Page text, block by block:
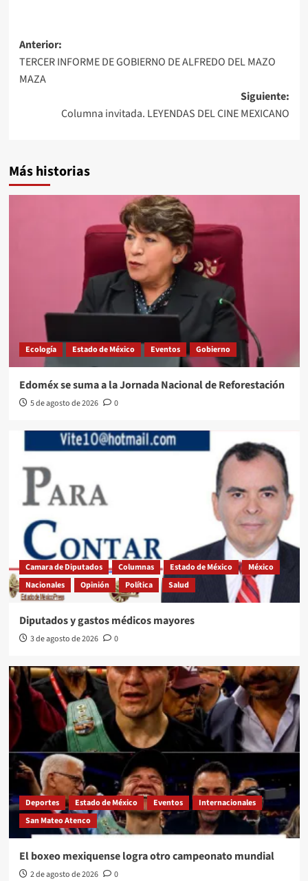
Navegación
de
entradas
Anterior:
TERCER INFORME DE GOBIERNO DE ALFREDO DEL MAZO
MAZA
Siguiente:
Columna invitada. LEYENDAS DEL CINE MEXICANO
Más historias
Ecología Estado de México Eventos Gobierno
Edoméx se suma a la Jornada Nacional de Reforestación
5 de agosto de 2026 0
Camara de Diputados Columnas Estado de México
México
Nacionales
Opinión Política Salud
Diputados y gastos médicos mayores
3 de agosto de 2026 0
Deportes Estado de México Eventos
Internacionales
San Mateo Atenco
El boxeo mexiquense logra otro campeonato mundial
2 de agosto de 2026 0